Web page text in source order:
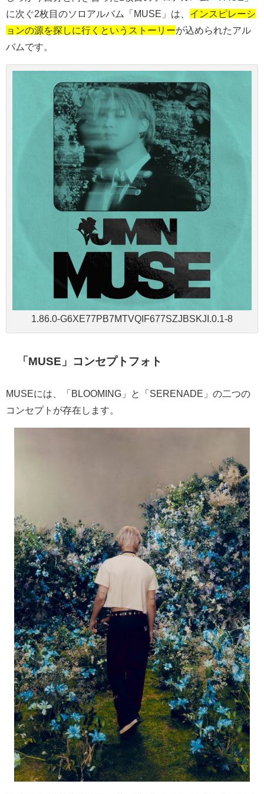
に次ぐ2枚目のソロアルバム「 MUSE 」は、 インスピレーシ
ョンの源を探しに行くというストーリーが込められたアル
バムです。
1.86.0-G6XE77PB7MTVQIF677SZJBSKJI.0.1-8
「MUSE」コンセプトフォト
MUSEには、「BLOOMING」と「 SERENADE」の二つの
コンセプトが存在します。